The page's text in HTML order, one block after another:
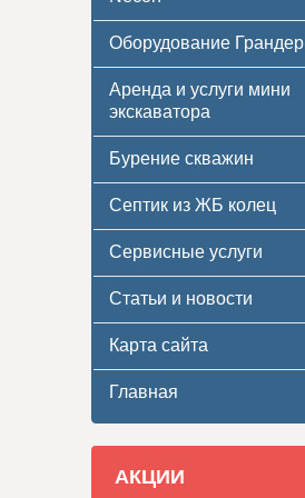
Оборудование Грандер
Аренда и услуги мини
экскаватора
Бурение скважин
Септик из ЖБ колец
Сервисные услуги
Статьи и новости
Карта сайта
Главная
АКЦИИ